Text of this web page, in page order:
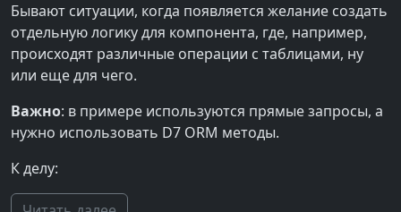
Бывают ситуации, когда появляется желание создать
отдельную логику для компонента, где, например,
происходят различные операции с таблицами, ну
или еще для чего.
Важно: в примере используются прямые запросы, а
нужно использовать D7 ORM методы.
К делу: